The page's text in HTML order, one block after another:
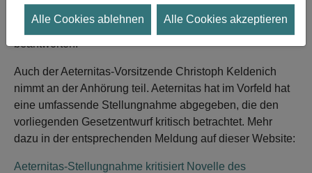
anschließend Nachfragen von Abgeordneten zu
beantworten.
Auch der Aeternitas-Vorsitzende Christoph Keldenich
nimmt an der Anhörung teil. Aeternitas hat im Vorfeld hat
eine umfassende Stellungnahme abgegeben, die den
vorliegenden Gesetzentwurf kritisch betrachtet. Mehr
dazu in der entsprechenden Meldung auf dieser Website:
Aeternitas-Stellungnahme kritisiert Novelle des
Alle Cookies ablehnen Alle Cookies akzeptieren